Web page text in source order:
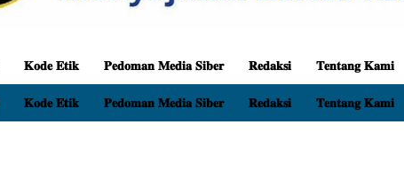
𝐊𝐨𝐝𝐞 𝐄𝐭𝐢𝐤 𝐏𝐞𝐝𝐨𝐦𝐚𝐧 𝐌𝐞𝐝𝐢𝐚 𝐒𝐢𝐛𝐞𝐫 𝐑𝐞𝐝𝐚𝐤𝐬𝐢 𝐓𝐞𝐧𝐭𝐚𝐧𝐠 𝐊𝐚𝐦𝐢
𝐊𝐨𝐝𝐞 𝐄𝐭𝐢𝐤 𝐏𝐞𝐝𝐨𝐦𝐚𝐧 𝐌𝐞𝐝𝐢𝐚 𝐒𝐢𝐛𝐞𝐫 𝐑𝐞𝐝𝐚𝐤𝐬𝐢 𝐓𝐞𝐧𝐭𝐚𝐧𝐠 𝐊𝐚𝐦𝐢